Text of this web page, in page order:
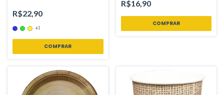
Loja
R$22,90
+1
COMPRAR
R$16,90